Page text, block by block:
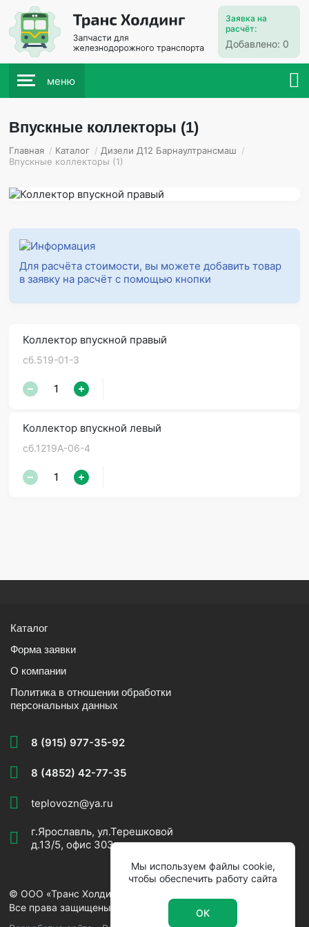
Заявка на
расчёт:
Добавлено: 0
меню
Впускные коллекторы (1)
Главная / Каталог / Дизели Д12 Барнаултрансмаш /
Впускные коллекторы (1)
Для расчёта стоимости, вы можете добавить товар
в заявку на расчёт с помощью кнопки
Коллектор впускной правый
сб.519-01-3
Коллектор впускной левый
сб.1219А-06-4
Каталог
Форма заявки
О компании
Политика в отношении обработки
персональных данных
8 (915) 977-35-92
8 (4852) 42-77-35
teplovozn@ya.ru
г.Ярославль, ул.Терешковой
д.13/5, офис 303
© ООО «Транс Холдинг» 2007-2026.
Все права защищены.
Мы используем файлы cookie,
чтобы обеспечить работу сайта
ОК